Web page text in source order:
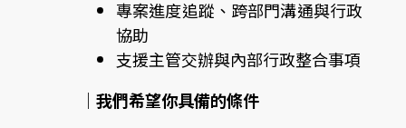
專案進度追蹤、跨部門溝通與行政
協助
支援主管交辦與內部行政整合事項
｜我們希望你具備的條件